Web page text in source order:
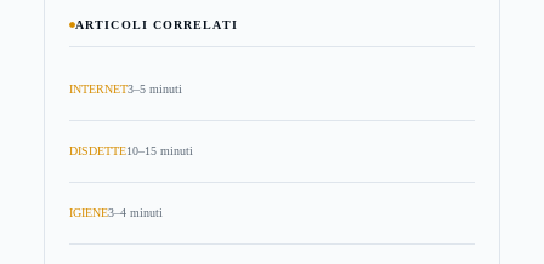
ARTICOLI CORRELATI
INTERNET3–5 minuti
DISDETTE10–15 minuti
IGIENE3–4 minuti